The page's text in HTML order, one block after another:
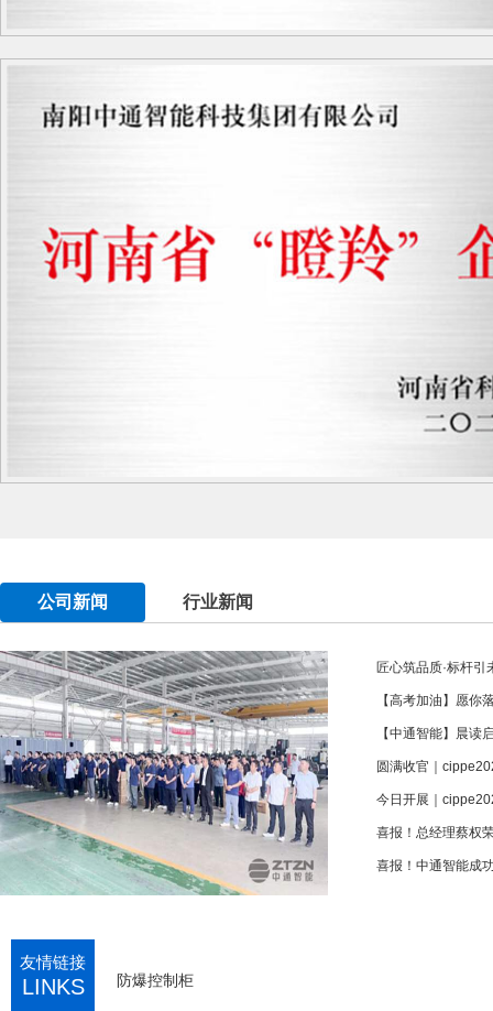
公司新闻 行业新闻
匠心筑品质·标杆引
【高考加油】愿你
【中通智能】晨读
圆满收官｜
今日开展｜
喜报！中通智能成
友情链接
LINKS 防爆控制柜